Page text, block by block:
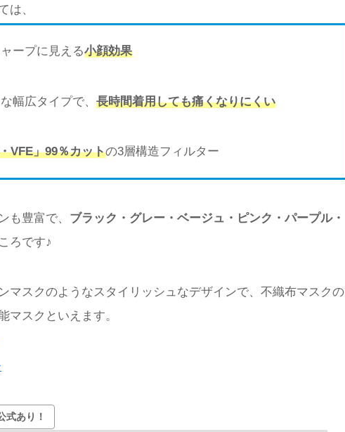
は、
ープに見える小顔効果
幅広タイプで、 長時間着用しても痛くなりにくい
VFE」99％カットの3層構造フィルター
も豊富で、 ブラック ・ グレー ・ ベージュ ・ ピンク ・ パープル・
ろです♪
マスクのようなスタイリッシュなデザインで、不織布マスクの
マスクといえます。
式あり！